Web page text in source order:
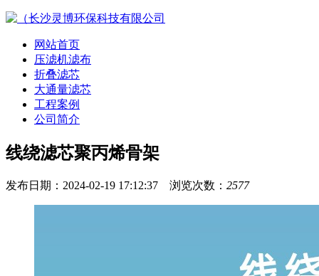
网站首页
压滤机滤布
折叠滤芯
大通量滤芯
工程案例
公司简介
线绕滤芯聚丙烯骨架
发布日期：2024-02-19 17:12:37 浏览次数： 2577